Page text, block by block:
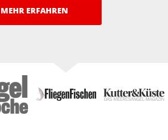
MEHR ERFAHREN